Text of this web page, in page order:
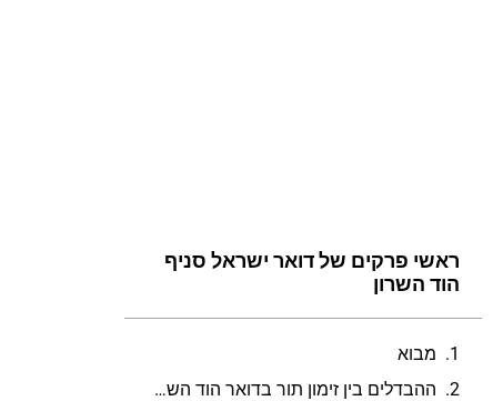
ראשי פרקים של דואר ישראל סניף
הוד השרון
מבוא
ההבדלים בין זימון תור בדואר הוד השרון לבין הגעה ללא תור מראש